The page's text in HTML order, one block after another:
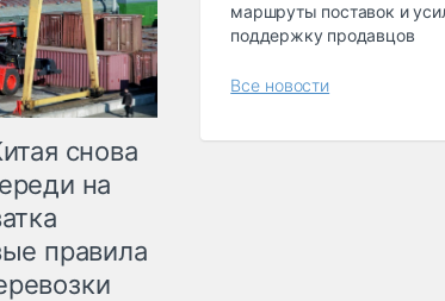
снова
на
правила
маршруты поставок и
поддержку продавцов
Все новости